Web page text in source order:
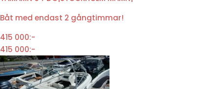
Båt med endast 2 gångtimmar!
415 000:-
415 000:-